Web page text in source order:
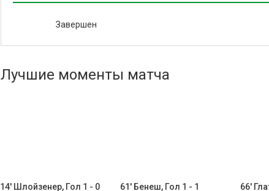
Завершен
Лучшие моменты матча
14' Шлойзенер, Гол 1 - 0 61' Бенеш, Гол 1 - 1 66'